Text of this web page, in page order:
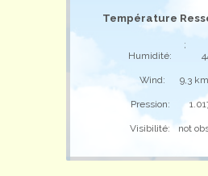
Température
;
Humidité:
Wind: 9,3
Pression:
Visibilité: not